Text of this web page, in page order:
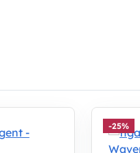
-25%